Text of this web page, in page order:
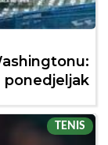
ponedjeljak
TENIS